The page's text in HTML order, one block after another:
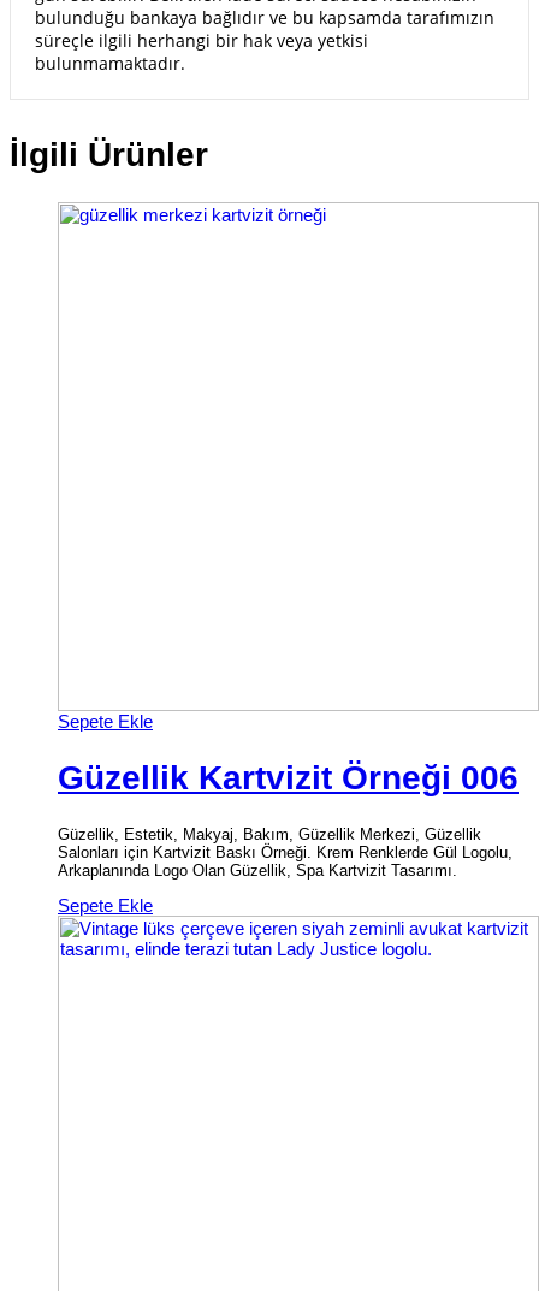
bulunduğu bankaya bağlıdır ve bu kapsamda tarafımızın
süreçle ilgili herhangi bir hak veya yetkisi
bulunmamaktadır.
İlgili Ürünler
Sepete Ekle
Güzellik Kartvizit Örneği 006
Güzellik, Estetik, Makyaj, Bakım, Güzellik Merkezi, Güzellik
Salonları için Kartvizit Baskı Örneği. Krem Renklerde Gül Logolu,
Arkaplanında Logo Olan Güzellik, Spa Kartvizit Tasarımı.
Sepete Ekle